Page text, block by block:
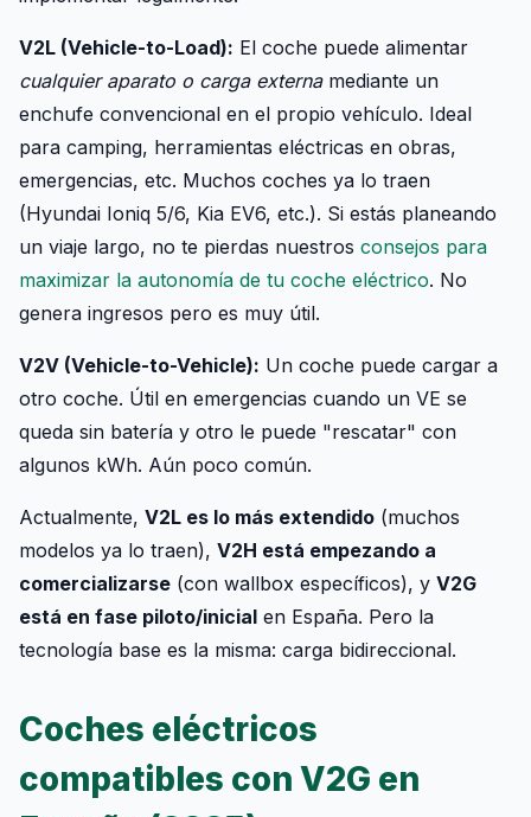
V2L (Vehicle-to-Load): El coche puede alimentar
cualquier aparato o carga externamediante un
enchufe convencional en el propio vehículo. Ideal
para camping, herramientas eléctricas en obras,
emergencias, etc. Muchos coches ya lo traen
(Hyundai Ioniq 5/6, Kia EV6, etc.). Si estás planeando
un viaje largo, no te pierdas nuestros consejos para
maximizar la autonomía de tu coche eléctrico. No
genera ingresos pero es muy útil.
V2V (Vehicle-to-Vehicle): Un coche puede cargar a
otro coche. Útil en emergencias cuando un VE se
queda sin batería y otro le puede "rescatar" con
algunos kWh. Aún poco común.
Actualmente, V2L es lo más extendido (muchos
modelos ya lo traen), V2H está empezando a
comercializarse (con wallbox específicos), y V2G
está en fase piloto/inicial en España. Pero la
tecnología base es la misma: carga bidireccional.
Coches eléctricos
compatibles con V2G en